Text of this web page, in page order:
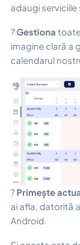
adaugi
?Gestiona
imagine clară a
calendarul
? Primește
ai afla, datorită
Android.